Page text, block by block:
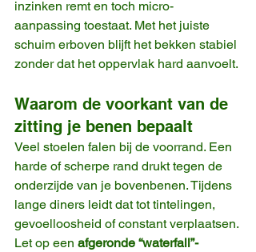
inzinken remt en toch micro-
aanpassing toestaat. Met het juiste
schuim erboven blijft het bekken stabiel
zonder dat het oppervlak hard aanvoelt.
Waarom de voorkant van de
zitting je benen bepaalt
Veel stoelen falen bij de voorrand. Een
harde of scherpe rand drukt tegen de
onderzijde van je bovenbenen. Tijdens
lange diners leidt dat tot tintelingen,
gevoelloosheid of constant verplaatsen.
Let op een afgeronde “waterfall”-